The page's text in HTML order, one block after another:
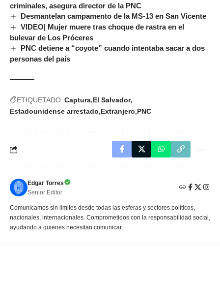
criminales, asegura director de la PNC
Desmantelan campamento de la MS-13 en San Vicente
VIDEO| Mujer muere tras choque de rastra en el
bulevar de Los Próceres
PNC detiene a “coyote” cuando intentaba sacar a dos
personas del país
ETIQUETADO: Captura El Salvador
Estadounidense arrestado Extranjero PNC
Edgar Torres
Senior Editor
Comunicamos sin límites desde todas las esferas y sectores políticos,
nacionales, internacionales. Comprometidos con la responsabilidad social,
ayudando a quienes necesitan comunicar.